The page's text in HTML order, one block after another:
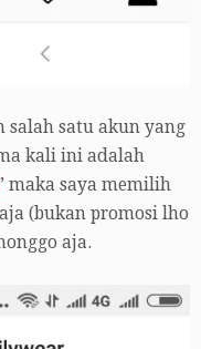
salah satu akun yang
kali ini adalah
maka saya memilih
(bukan promosi lho
aja.